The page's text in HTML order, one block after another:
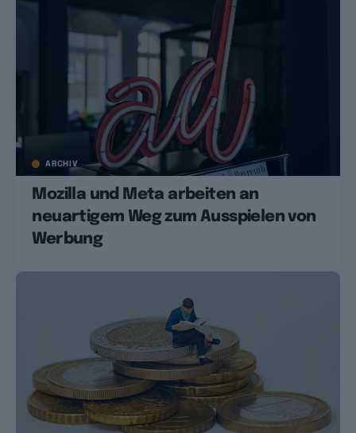
ARCHIV
Mozilla und Meta arbeiten an
neuartigem Weg zum Ausspielen von
Werbung